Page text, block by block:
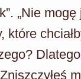
„Nie
które